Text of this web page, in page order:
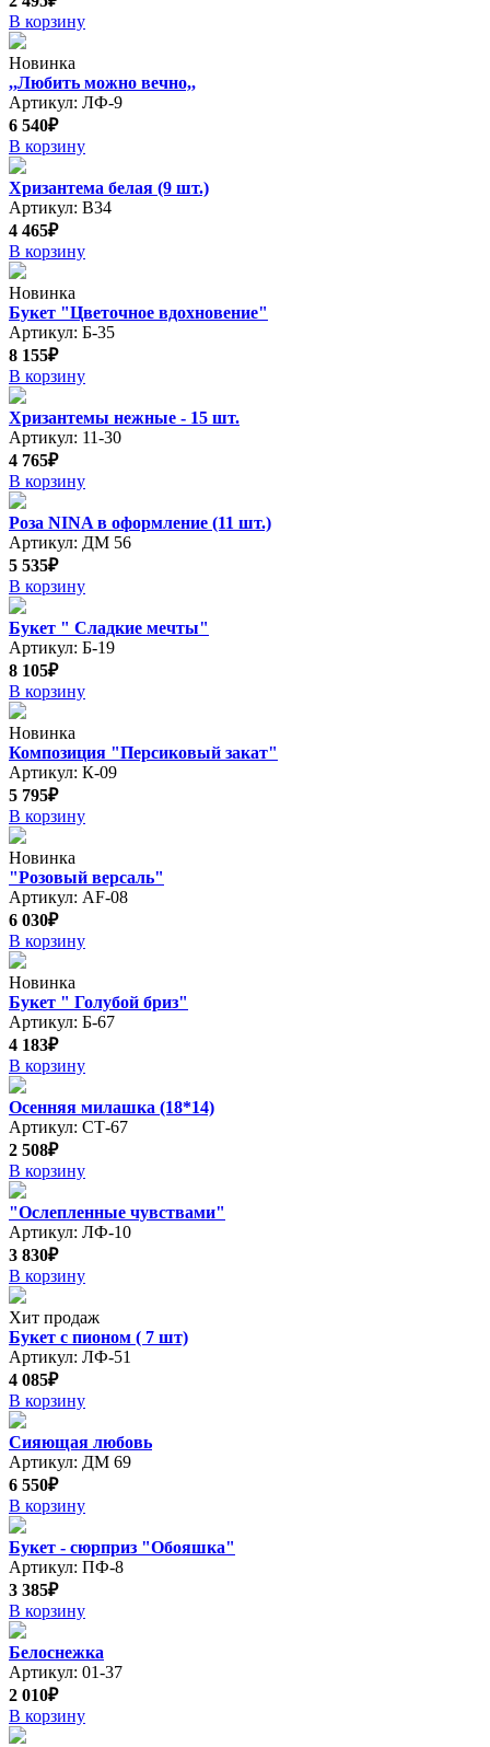
В корзину
Новинка
,,Любить можно вечно,,
Артикул: ЛФ-9
6 540₽
В корзину
Хризантема белая (9 шт.)
Артикул: В34
4 465₽
В корзину
Новинка
Букет "Цветочное вдохновение"
Артикул: Б-35
8 155₽
В корзину
Хризантемы нежные - 15 шт.
Артикул: 11-30
4 765₽
В корзину
Роза NINA в оформление (11 шт.)
Артикул: ДМ 56
5 535₽
В корзину
Букет " Сладкие мечты"
Артикул: Б-19
8 105₽
В корзину
Новинка
Композиция "Персиковый закат"
Артикул: К-09
5 795₽
В корзину
Новинка
"Розовый версаль"
Артикул: AF-08
6 030₽
В корзину
Новинка
Букет " Голубой бриз"
Артикул: Б-67
4 183₽
В корзину
Осенняя милашка (18*14)
Артикул: СТ-67
2 508₽
В корзину
"Ослепленные чувствами"
Артикул: ЛФ-10
3 830₽
В корзину
Хит продаж
Букет с пионом ( 7 шт)
Артикул: ЛФ-51
4 085₽
В корзину
Сияющая любовь
Артикул: ДМ 69
6 550₽
В корзину
Букет - сюрприз "Обояшка"
Артикул: ПФ-8
3 385₽
В корзину
Белоснежка
Артикул: 01-37
2 010₽
В корзину